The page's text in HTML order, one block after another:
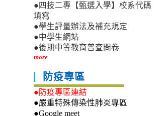
●四技二專【甄選入學】校系代碼
填寫
●學生評量辦法及補充規定
●中學生網站
●後期中等教育普查問卷
more
防疫專區
●防疫專區連結
●嚴重特殊傳染性肺炎專區
●Google meet